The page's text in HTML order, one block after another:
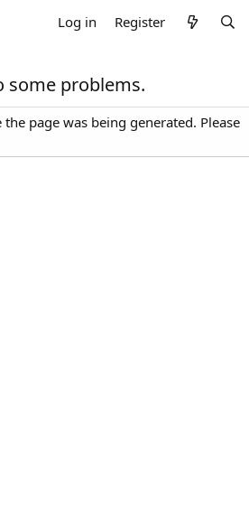
Log in Register
some problems.
page was being generated. Please